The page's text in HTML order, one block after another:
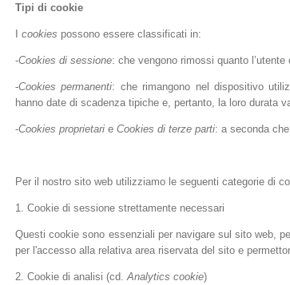
Tipi di cookie
I cookies possono essere classificati in:
-Cookies di sessione: che vengono rimossi quanto l’utente
-Cookies permanenti: che rimangono nel dispositivo
hanno date di scadenza tipiche e, pertanto, la loro durata
-Cookies proprietari e Cookies di terze parti: a seconda
Per il nostro sito web utilizziamo le seguenti categorie di
1. Cookie di sessione strettamente necessari
Questi cookie sono essenziali per navigare sul sito web,
per l'accesso alla relativa area riservata del sito e
2. Cookie di analisi (cd. Analytics cookie)